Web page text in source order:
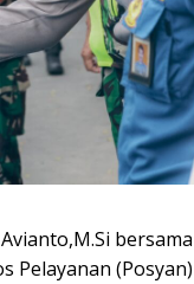
Pelayanan